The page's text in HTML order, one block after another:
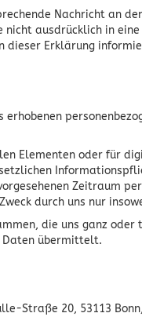
Nachricht an
ausdrücklich in
dieser Erklärung
Elementen oder für
Zeitraum
durch uns nur
die uns ganz
Daten übermittelt.
Straße 20, 53113